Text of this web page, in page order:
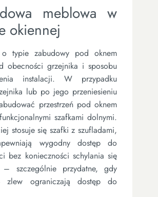
meblowa w
okiennej
o typie zabudowy pod oknem
obecności grzejnika i sposobu
instalacji. W przypadku
lub po jego przeniesieniu
przestrzeń pod oknem
szafkami dolnymi.
stosuje się szafki z szufladami,
wygodny dostęp do
bez konieczności schylania się
– szczególnie przydatne, gdy
zlew ograniczają dostęp do